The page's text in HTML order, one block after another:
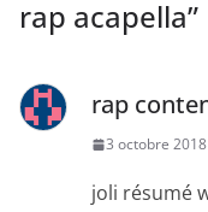
rap acapella”
rap
3 octobre
joli résumé